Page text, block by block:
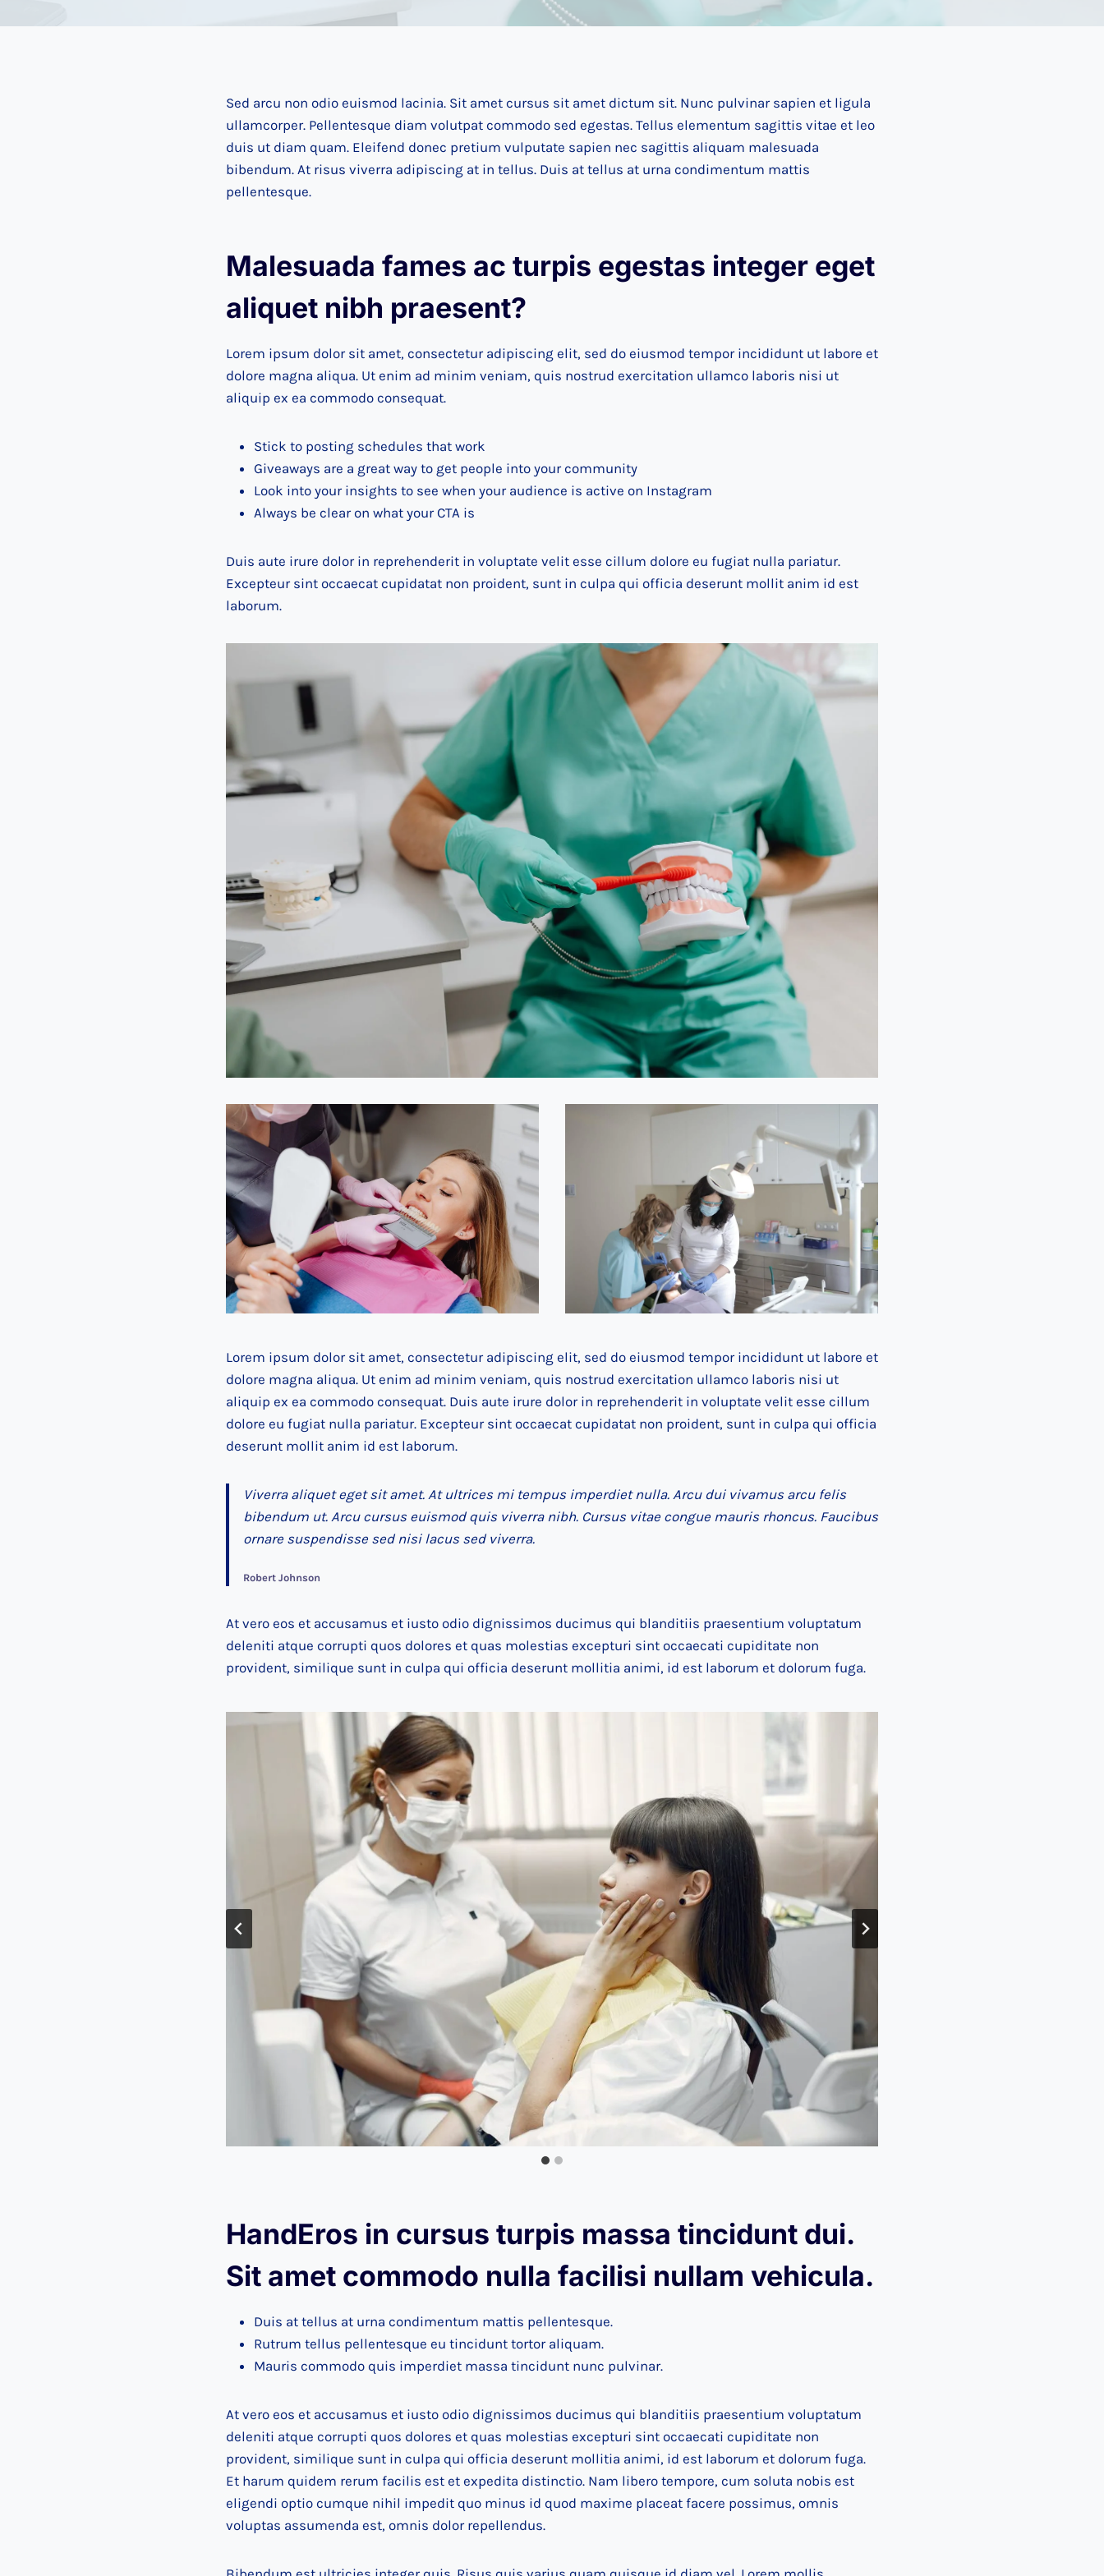
Sed arcu non odio euismod lacinia. Sit amet cursus sit amet dictum sit. Nunc pulvinar sapien et ligula
ullamcorper. Pellentesque diam volutpat commodo sed egestas. Tellus elementum sagittis vitae et leo
duis ut diam quam. Eleifend donec pretium vulputate sapien nec sagittis aliquam malesuada
bibendum. At risus viverra adipiscing at in tellus. Duis at tellus at urna condimentum mattis
pellentesque.
Malesuada fames ac turpis egestas integer eget
aliquet nibh praesent?
Lorem ipsum dolor sit amet, consectetur adipiscing elit, sed do eiusmod tempor incididunt ut labore et
dolore magna aliqua. Ut enim ad minim veniam, quis nostrud exercitation ullamco laboris nisi ut
aliquip ex ea commodo consequat.
Stick to posting schedules that work
Giveaways are a great way to get people into your community
Look into your insights to see when your audience is active on Instagram
Always be clear on what your CTA is
Duis aute irure dolor in reprehenderit in voluptate velit esse cillum dolore eu fugiat nulla pariatur.
Excepteur sint occaecat cupidatat non proident, sunt in culpa qui officia deserunt mollit anim id est
laborum.
Lorem ipsum dolor sit amet, consectetur adipiscing elit, sed do eiusmod tempor incididunt ut labore et
dolore magna aliqua. Ut enim ad minim veniam, quis nostrud exercitation ullamco laboris nisi ut
aliquip ex ea commodo consequat. Duis aute irure dolor in reprehenderit in voluptate velit esse cillum
dolore eu fugiat nulla pariatur. Excepteur sint occaecat cupidatat non proident, sunt in culpa qui officia
deserunt mollit anim id est laborum.
Viverra aliquet eget sit amet. At ultrices mi tempus imperdiet nulla. Arcu dui vivamus arcu felis
bibendum ut. Arcu cursus euismod quis viverra nibh. Cursus vitae congue mauris rhoncus. Faucibus
ornare suspendisse sed nisi lacus sed viverra.
Robert Johnson
At vero eos et accusamus et iusto odio dignissimos ducimus qui blanditiis praesentium voluptatum
deleniti atque corrupti quos dolores et quas molestias excepturi sint occaecati cupiditate non
provident, similique sunt in culpa qui officia deserunt mollitia animi, id est laborum et dolorum fuga.
HandEros in cursus turpis massa tincidunt dui.
Sit amet commodo nulla facilisi nullam vehicula.
Duis at tellus at urna condimentum mattis pellentesque.
Rutrum tellus pellentesque eu tincidunt tortor aliquam.
Mauris commodo quis imperdiet massa tincidunt nunc pulvinar.
At vero eos et accusamus et iusto odio dignissimos ducimus qui blanditiis praesentium voluptatum
deleniti atque corrupti quos dolores et quas molestias excepturi sint occaecati cupiditate non
provident, similique sunt in culpa qui officia deserunt mollitia animi, id est laborum et dolorum fuga.
Et harum quidem rerum facilis est et expedita distinctio. Nam libero tempore, cum soluta nobis est
eligendi optio cumque nihil impedit quo minus id quod maxime placeat facere possimus, omnis
voluptas assumenda est, omnis dolor repellendus.